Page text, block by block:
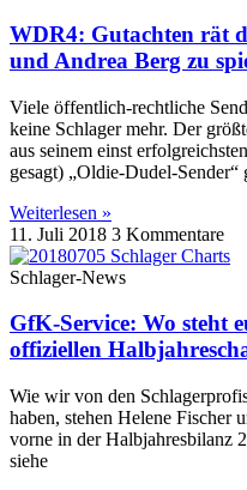
WDR4: Gutachten rät
und Andrea Berg zu
Viele öffentlich-rechtliche
keine Schlager mehr. Der
aus seinem einst
gesagt) „Oldie-Dudel-Sender“
Weiterlesen »
11. Juli 2018 3 Kommentare
Schlager-News
GfK-Service: Wo steht
offiziellen
Wie wir von den
haben, stehen Helene Fischer
vorne in der Halbjahresbilanz
siehe